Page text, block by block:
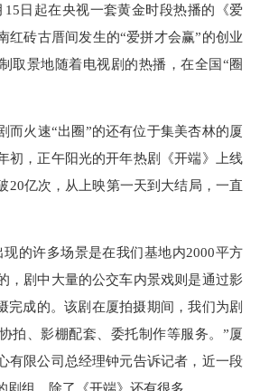
15日起在央视一套黄金时段热播的《爱
红砖古厝间发生的“爱拼才会赢”的创业
取景地随着电视剧的热播，在全国“圈
火速“出圈”的还有位于集美杏林的厦
初，正午阳光的开年热剧《开端》上线
20亿次，从上映第一天到大结局，一直
的许多场景是在我们基地内2000平方
，剧中大量的公交车内景戏则是通过影
完成的。该剧在厦拍摄期间，我们为剧
拍、影棚配套、委托制作等服务。”厦
有限公司总经理钟元告诉记者，近一段